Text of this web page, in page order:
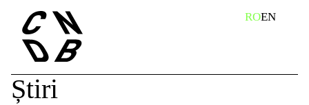
content
caută ROEN
Știri